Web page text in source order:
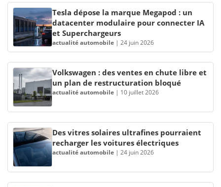
Tesla dépose la marque Megapod : un
datacenter modulaire pour connecter IA
et Superchargeurs
actualité automobile | 24 juin 2026
Volkswagen : des ventes en chute libre et
un plan de restructuration bloqué
actualité automobile | 10 juillet 2026
Des vitres solaires ultrafines pourraient
recharger les voitures électriques
actualité automobile | 24 juin 2026